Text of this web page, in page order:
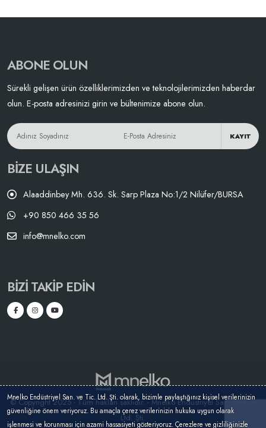
ABONE OLUN
Sürekli gelişen ürün özelliklerimizden ve teknolojilerimizden haberdar
olun. E-posta adresinizi girin ve bültenimize abone olun.
KAYIT
BIZE ULAŞIN
Alaaddinbey Mh. 636. Sk. Sarp Plaza No:1/2 Nilüfer/BURSA
+90 850 466 35 56
info@mnelko.com
BIZI TAKIP EDIN
© Copyright 2025 - Tüm hakları saklıdır. - Mnelko Endüstriyel San. ve Tic.
Ltd. Şti.
Mnelko Endüstriyel San. ve Tic. Ltd. Şti. olarak, bizimle paylaştığınız kişisel verilerinizin
güvenliğine önem veriyoruz. Bu amaçla çerez verilerinizin hukuka uygun olarak
işlenmesi ve korunması için azami hassasiyeti gösteriyoruz. Çerezlere ve gizliliğinizle